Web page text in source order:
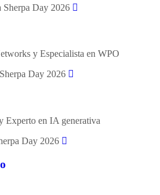
y Especialista en WPO
Experto en IA generativa